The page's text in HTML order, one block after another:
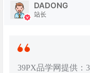
DADONG
站长
39PX品学网提供：